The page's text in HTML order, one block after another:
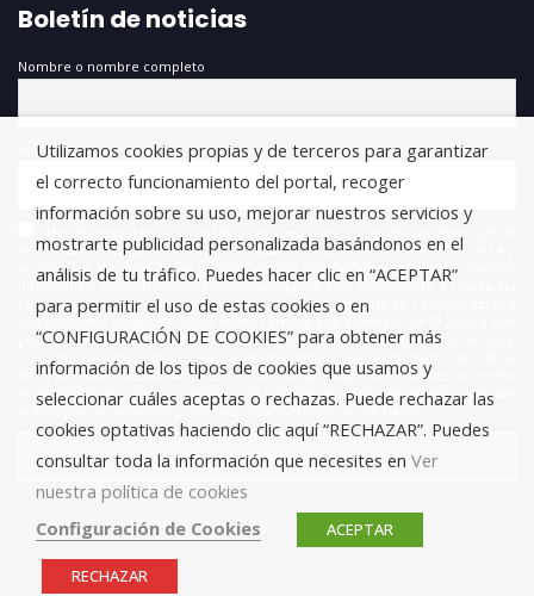
Boletín de noticias
Nombre o nombre completo
Email
responsable del tratamiento de estos datos es FUNDACIÓN ANTONIO GALA y
la finalidad de este es la gestión de las suscripciones a nuestro boletín
informativo, encontrándonos legitimados para este tratamiento a través del
consentimiento que nos está otorgando en este acto. No se cederán datos a
terceros salvo obligación legal. Usted certifica que es mayor de 14 años y que
por lo tanto posee la capacidad legal necesaria para la prestación de este
consentimiento y todo ello, de conformidad con lo establecido en la Política
de Privacidad. Puede usted acceder, rectificar y suprimir los datos, así como
otros derechos, como se explica en la información adicional. Puede consultar
la información adicional y detallada sobre Protección de Datos.
Utilizamos cookies propias y de terceros para garantizar
el correcto funcionamiento del portal, recoger
información sobre su uso, mejorar nuestros servicios y
mostrarte publicidad personalizada basándonos en el
análisis de tu tráfico. Puedes hacer clic en “ACEPTAR”
para permitir el uso de estas cookies o en
“CONFIGURACIÓN DE COOKIES” para obtener más
información de los tipos de cookies que usamos y
seleccionar cuáles aceptas o rechazas. Puede rechazar las
cookies optativas haciendo clic aquí “RECHAZAR”. Puedes
consultar toda la información que necesites en Ver
nuestra política de cookies
Configuración de Cookies
ACEPTAR
RECHAZAR